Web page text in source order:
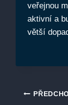
veřejnou
aktivní a
větší